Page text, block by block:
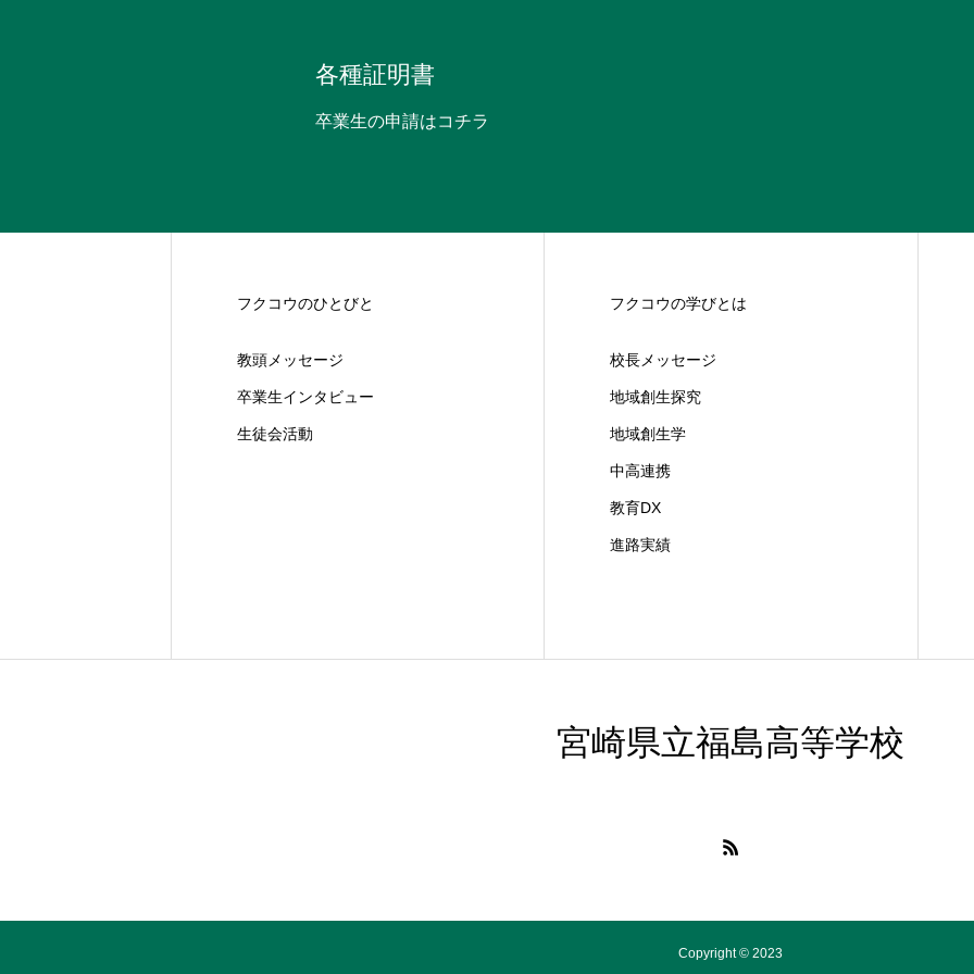
各種証明書
卒業生の申請はコチラ
フクコウのひとびと
教頭メッセージ
卒業生インタビュー
生徒会活動
フクコウの学びとは
校長メッセージ
地域創生探究
地域創生学
中高連携
教育DX
進路実績
宮崎県立福島高等学校
Copyright © 2023